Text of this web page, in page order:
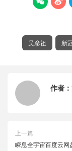
吴彦祖 新
作者：
上一篇
瞬息全宇宙百度云网